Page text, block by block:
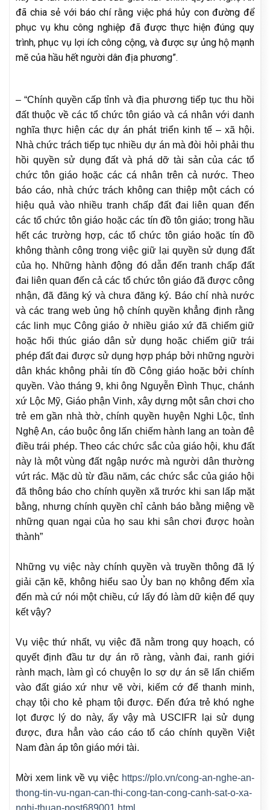
đã chia sẻ với báo chí rằng việc phá hủy con đường để
phục vụ khu công nghiệp đã được thực hiện đúng quy
trình, phục vụ lợi ích công cộng, và được sự ủng hộ mạnh
mẽ của hầu hết người dân địa phương”.
– “Chính quyền cấp tỉnh và địa phương tiếp tục thu hồi
đất thuộc về các tổ chức tôn giáo và cá nhân với danh
nghĩa thực hiện các dự án phát triển kinh tế – xã hội.
Nhà chức trách tiếp tục nhiều dự án mà đòi hỏi phải thu
hồi quyền sử dụng đất và phá dỡ tài sản của các tổ
chức tôn giáo hoặc các cá nhân trên cả nước. Theo
báo cáo, nhà chức trách không can thiệp một cách có
hiệu quả vào nhiều tranh chấp đất đai liên quan đến
các tổ chức tôn giáo hoặc các tín đồ tôn giáo; trong hầu
hết các trường hợp, các tổ chức tôn giáo hoặc tín đồ
không thành công trong việc giữ lại quyền sử dụng đất
của họ. Những hành động đó dẫn đến tranh chấp đất
đai liên quan đến cả các tổ chức tôn giáo đã được công
nhận, đã đăng ký và chưa đăng ký. Báo chí nhà nước
và các trang web ủng hộ chính quyền khẳng định rằng
các linh mục Công giáo ở nhiều giáo xứ đã chiếm giữ
hoặc hối thúc giáo dân sử dụng hoặc chiếm giữ trái
phép đất đai được sử dụng hợp pháp bởi những người
dân khác không phải tín đồ Công giáo hoặc bởi chính
quyền. Vào tháng 9, khi ông Nguyễn Đình Thục, chánh
xứ Lộc Mỹ, Giáo phận Vinh, xây dựng một sân chơi cho
trẻ em gần nhà thờ, chính quyền huyện Nghi Lộc, tỉnh
Nghệ An, cáo buộc ông lấn chiếm hành lang an toàn đê
điều trái phép. Theo các chức sắc của giáo hội, khu đất
này là một vùng đất ngập nước mà người dân thường
vứt rác. Mặc dù từ đầu năm, các chức sắc của giáo hội
đã thông báo cho chính quyền xã trước khi san lấp mặt
bằng, nhưng chính quyền chỉ cảnh báo bằng miệng về
những quan ngại của họ sau khi sân chơi được hoàn
thành”
Những vụ việc này chính quyền và truyền thông đã lý
giải cặn kẽ, không hiểu sao Ủy ban nọ không đếm xỉa
đến mà cứ nói một chiều, cứ lấy đó làm dữ kiện để quy
kết vậy?
Vụ việc thứ nhất, vụ việc đã nằm trong quy hoạch, có
quyết định đầu tư dự án rõ ràng, vành đai, ranh giới
rành mạch, làm gì có chuyện lo sợ dự án sẽ lấn chiếm
vào đất giáo xứ như vẽ vời, kiếm cớ để thanh minh,
chạy tội cho kẻ phạm tội được. Đến đứa trẻ khó nghe
lọt được lý do này, ấy vậy mà USCIFR lại sử dụng
được, đưa hẳn vào cáo cáo tố cáo chính quyền Việt
Nam đàn áp tôn giáo mới tài.
Mời xem link về vụ việc https://plo.vn/cong-an-nghe-an-
thong-tin-vu-ngan-can-thi-cong-tan-cong-canh-sat-o-xa-